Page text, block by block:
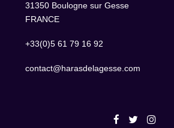
31350 Boulogne sur Gesse
FRANCE
+33(0)5 61 79 16 92
contact@harasdelagesse.com